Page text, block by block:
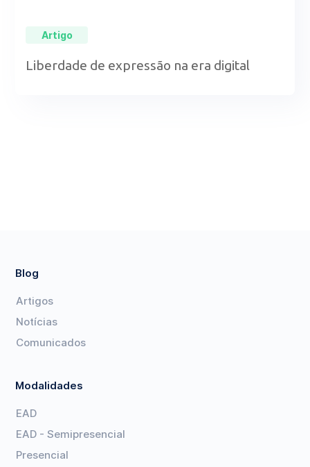
Artigo
Liberdade de expressão na era digital
Blog
Artigos
Notícias
Comunicados
Modalidades
EAD
EAD - Semipresencial
Presencial